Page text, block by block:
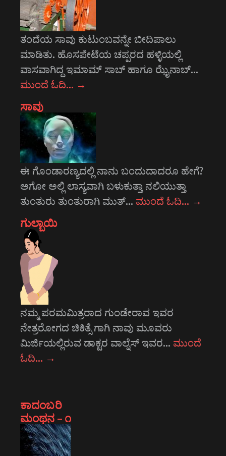
ತಂದೆಯ ಸಾವು ಕುಟುಂಬವನ್ನೇ ಬೀದಿಪಾಲು
ಮಾಡಿತು. ಹೊಸಪೇಟೆಯ ಚಪ್ಪರದ ಹಳ್ಳಿಯಲ್ಲಿ
ವಾಸವಾಗಿದ್ದ ಇಮಾಮ್ ಸಾಬ್ ಹಾಗೂ ಝೈನಾಬ್…
ಮುಂದೆ ಓದಿ… →
ಸಾವು
ಈ ಗೊಂಡಾರಣ್ಯದಲ್ಲಿ ನಾನು ಬಂದುದಾದರೂ ಹೇಗೆ?
ಅಗೋ ಅಲ್ಲಿ ಲಾಸ್ಯವಾಗಿ ಬಳುಕುತ್ತಾ ನಲಿಯುತ್ತಾ
ತುಂತುರು ತುಂತುರಾಗಿ ಮುತ್… ಮುಂದೆ ಓದಿ… →
ಗುಲ್ಬಾಯಿ
ನಮ್ಮ ಪರಮಮಿತ್ರರಾದ ಗುಂಡೇರಾವ ಇವರ
ನೇತ್ರರೋಗದ ಚಿಕಿತ್ಸೆ ಗಾಗಿ ನಾವು ಮೂವರು
ಮಿರ್ಜಿಯಲ್ಲಿರುವ ಡಾಕ್ಟರ ವಾಲ್ನೆಸ್ ಇವರ… ಮುಂದೆ
ಓದಿ… →
ಕಾದಂಬರಿ
ಮಂಥನ – ೧